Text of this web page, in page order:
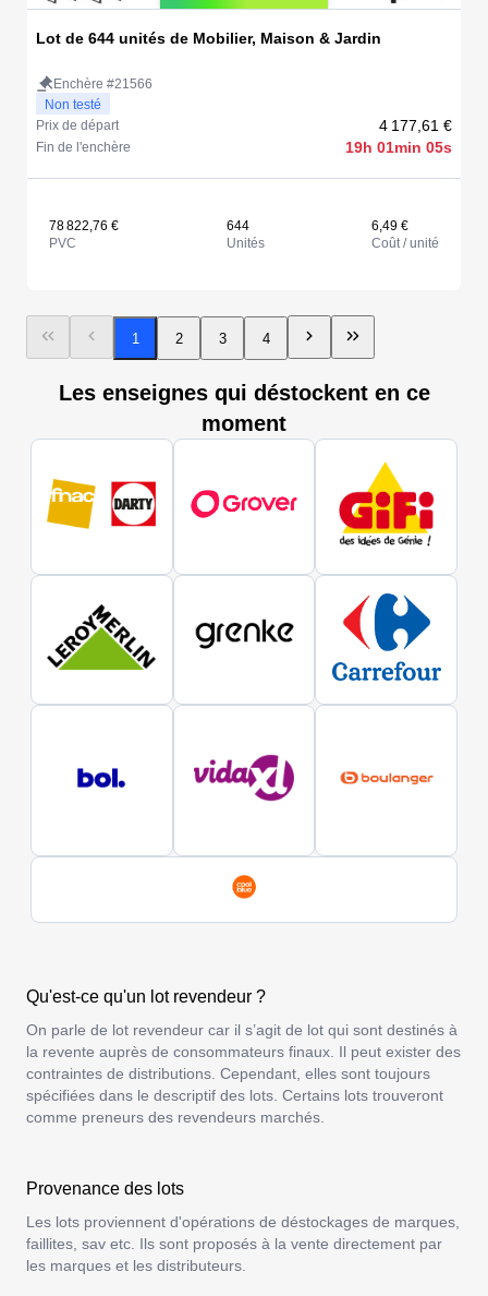
Lot de 644 unités de Mobilier, Maison & Jardin
Enchère #21566
Non testé
Prix de départ
4 177,61 €
Fin de l'enchère 19h 01min 05s
78 822,76 €
PVC
644
Unités
6,49 €
Coût / unité
1 2 3 4
Les enseignes qui déstockent en ce
moment
Qu'est-ce qu'un lot revendeur ?
On parle de lot revendeur car il s’agit de lot qui sont destinés à
la revente auprès de consommateurs finaux. Il peut exister des
contraintes de distributions. Cependant, elles sont toujours
spécifiées dans le descriptif des lots. Certains lots trouveront
comme preneurs des revendeurs marchés.
Provenance des lots
Les lots proviennent d'opérations de déstockages de marques,
faillites, sav etc. Ils sont proposés à la vente directement par
les marques et les distributeurs.